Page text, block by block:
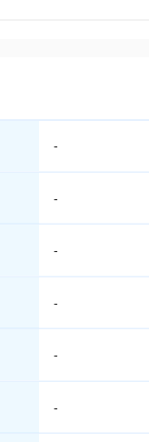
-
-
-
-
-
-